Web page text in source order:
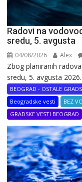
Radovi na
sredu, 5. avgusta
04/08/2026 Alex
Zbog planiranih
sredu, 5. avgusta
BEOGRAD - OSTALE
Beogradske vesti
BEZ
GRADSKE VESTI BEOGRAD